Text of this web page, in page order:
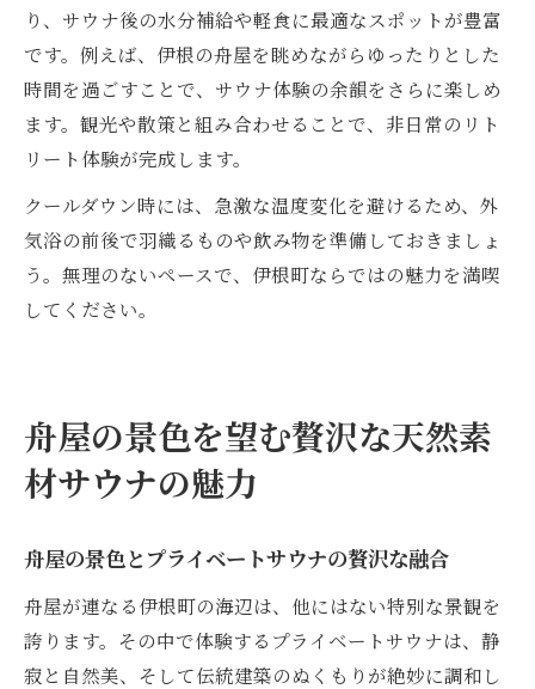
り、サウナ後の水分補給や軽食に最適なスポットが豊富
です。例えば、伊根の舟屋を眺めながらゆったりとした
時間を過ごすことで、サウナ体験の余韻をさらに楽しめ
ます。観光や散策と組み合わせることで、非日常のリト
リート体験が完成します。
クールダウン時には、急激な温度変化を避けるため、外
気浴の前後で羽織るものや飲み物を準備しておきましょ
う。無理のないペースで、伊根町ならではの魅力を満喫
してください。
舟屋の景色を望む贅沢な天然素
材サウナの魅力
舟屋の景色とプライベートサウナの贅沢な融合
舟屋が連なる伊根町の海辺は、他にはない特別な景観を
誇ります。その中で体験するプライベートサウナは、静
寂と自然美、そして伝統建築のぬくもりが絶妙に調和し